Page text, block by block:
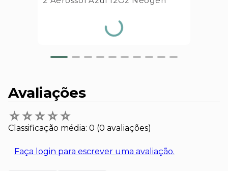
Avaliações
☆☆☆☆☆
Classificação média: 0 (0 avaliações)
Faça login para escrever uma avaliação.